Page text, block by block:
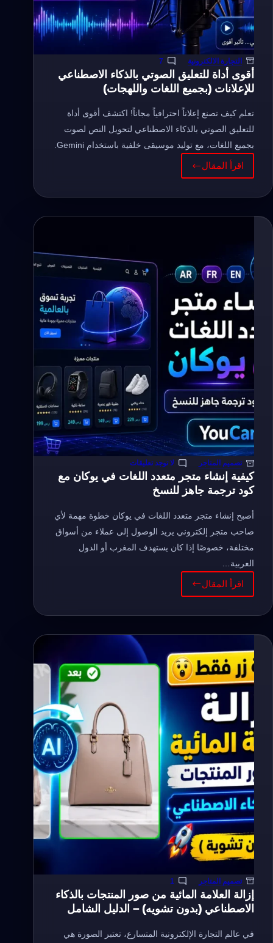
التجارة الالكترونية 7
أقوى أداة للتعليق الصوتي بالذكاء الاصطناعي
للإعلانات (بجميع اللغات واللهجات)
تعلم كيف تصنع إعلاناً احترافياً مجاناً! اكتشف أقوى أداة
للتعليق الصوتي بالذكاء الاصطناعي لتحويل النص لصوت
بجميع اللغات، مع توليد موسيقى خلفية باستخدام Gemini.
اقرأ المقال
أقوى
للإعلانات
(بجميع
اللغات
واللهجات)
تصميم المتاجر لا توجد تعليقات
كيفية إنشاء متجر متعدد اللغات في يوكان مع
كود ترجمة جاهز للنسخ
أصبح إنشاء متجر متعدد اللغات في يوكان خطوة مهمة لأي
صاحب متجر إلكتروني يريد الوصول إلى عملاء من أسواق
مختلفة، خصوصًا إذا كان يستهدف المغرب أو الدول
العربية…
اقرأ المقال
كيفية
اللغات
في
يوكان
مع
ترجمة
جاهز
للنسخ
تصميم المتاجر 1
إزالة العلامة المائية من صور المنتجات بالذكاء
الاصطناعي (بدون تشويه) – الدليل الشامل
في عالم التجارة الإلكترونية المتسارع، تعتبر الصورة هي